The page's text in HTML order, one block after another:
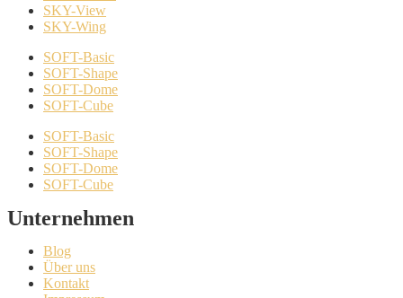
SKY-View
SKY-Wing
SOFT-Basic
SOFT-Shape
SOFT-Dome
SOFT-Cube
SOFT-Basic
SOFT-Shape
SOFT-Dome
SOFT-Cube
Unternehmen
Blog
Über uns
Kontakt